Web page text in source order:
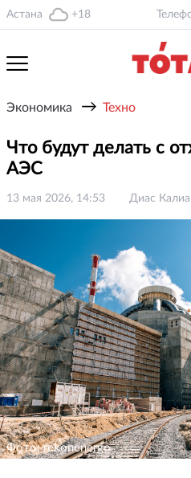
Астана +18
Экономика → Техно
Что будут делать с
АЭС
13 мая 2026, 14:53 Диас
Фото: rekonenergo